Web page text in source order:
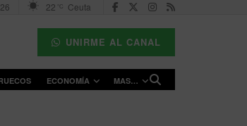
22 °C Ceuta
UNIRME AL CANAL
ECONOMÍA MAS…